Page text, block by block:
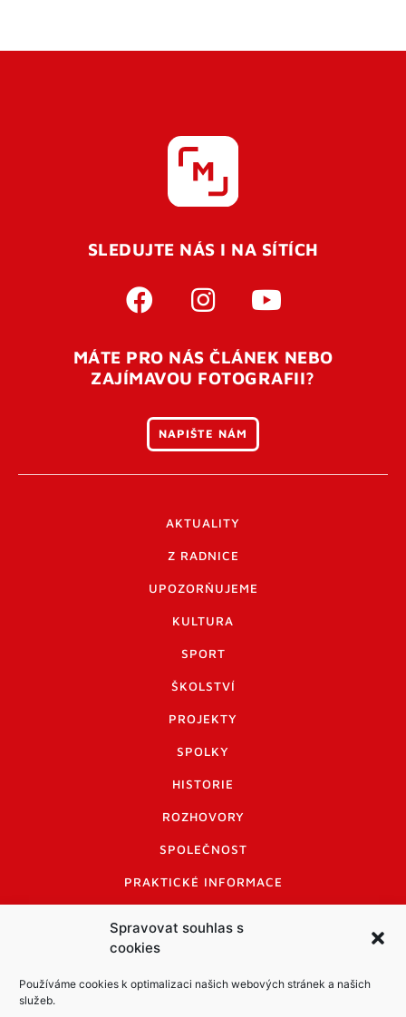
Spravovat souhlas s
cookies
Používáme cookies k optimalizaci našich webových stránek a našich
služeb.
SLEDUJTE NÁS I NA SÍTÍCH
MÁTE PRO NÁS ČLÁNEK NEBO
ZAJÍMAVOU FOTOGRAFII?
NAPIŠTE NÁM
AKTUALITY
Z RADNICE
UPOZORŇUJEME
KULTURA
SPORT
ŠKOLSTVÍ
PROJEKTY
SPOLKY
HISTORIE
ROZHOVORY
SPOLEČNOST
PRAKTICKÉ INFORMACE
INFORMACE A KODEX DISKUTUJÍCÍCH
LOGO A LOGO MANUÁL